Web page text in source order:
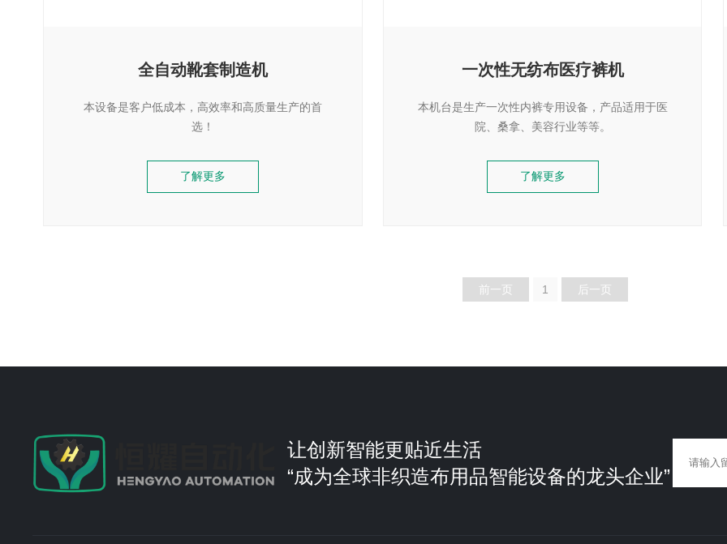
全自动靴套制造机
本设备是客户低成本，高效率和高质量生产的首
选！
了解更多
一次性无纺布医疗裤机
本机台是生产一次性内裤专用设备，产品适用于医
院、桑拿、美容行业等等。
了解更多
前一页 1 后一页
让创新智能更贴近生活
“成为全球非织造布用品智能设备的龙头企业”